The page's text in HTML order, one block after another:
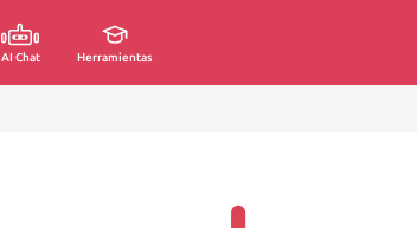
AI Chat Herramientas